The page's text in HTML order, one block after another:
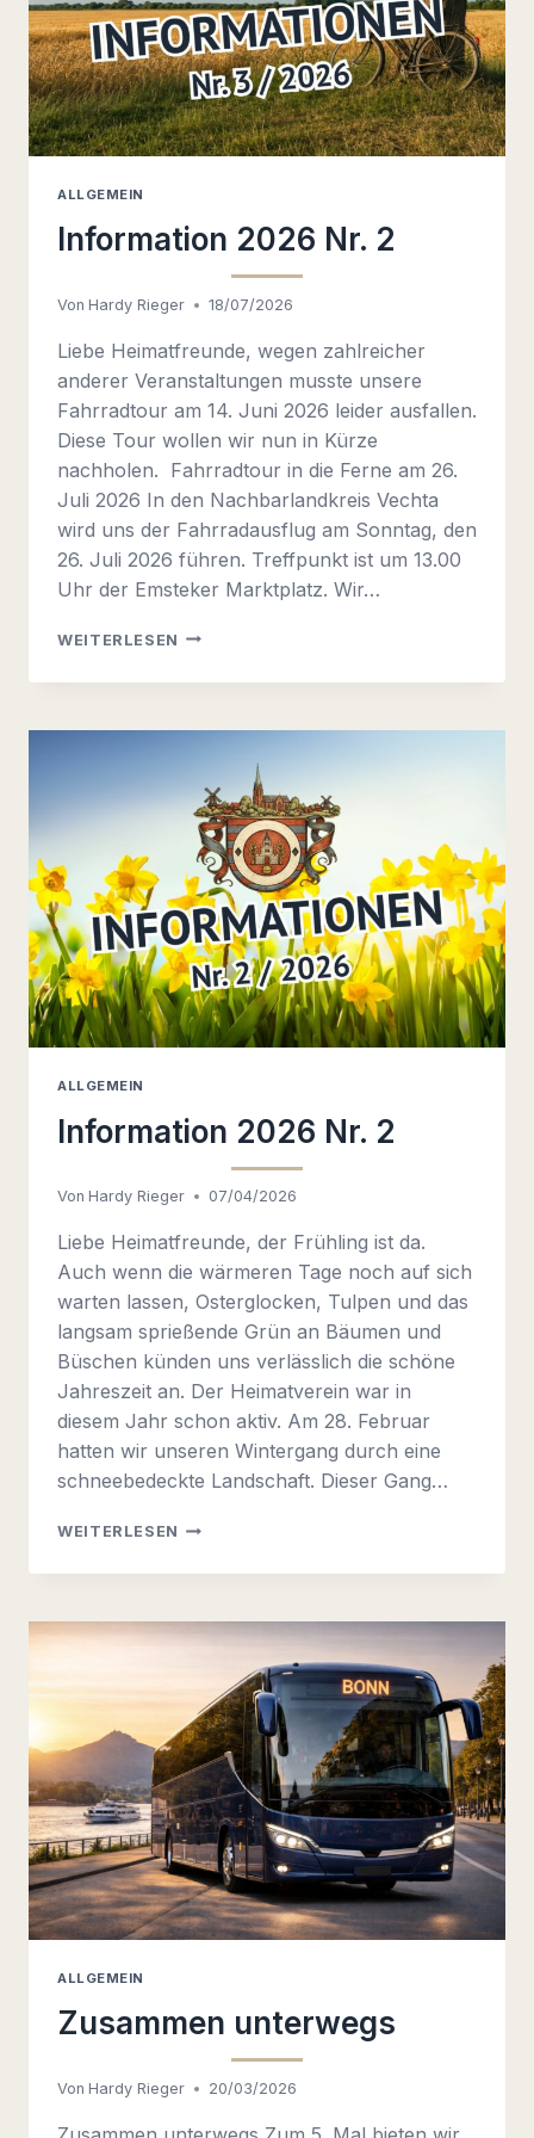
ALLGEMEIN
Information 2026 Nr. 2
Von Hardy Rieger 18/07/2026
Liebe Heimatfreunde, wegen zahlreicher
anderer Veranstaltungen musste unsere
Fahrradtour am 14. Juni 2026 leider ausfallen.
Diese Tour wollen wir nun in Kürze
nachholen. Fahrradtour in die Ferne am 26.
Juli 2026 In den Nachbarlandkreis Vechta
wird uns der Fahrradausflug am Sonntag, den
26. Juli 2026 führen. Treffpunkt ist um 13.00
Uhr der Emsteker Marktplatz. Wir…
WEITERLESEN INFORMATION
NR.
ALLGEMEIN
Information 2026 Nr. 2
Von Hardy Rieger 07/04/2026
Liebe Heimatfreunde, der Frühling ist da.
Auch wenn die wärmeren Tage noch auf sich
warten lassen, Osterglocken, Tulpen und das
langsam sprießende Grün an Bäumen und
Büschen künden uns verlässlich die schöne
Jahreszeit an. Der Heimatverein war in
diesem Jahr schon aktiv. Am 28. Februar
hatten wir unseren Wintergang durch eine
schneebedeckte Landschaft. Dieser Gang…
WEITERLESEN INFORMATION
NR.
ALLGEMEIN
Zusammen unterwegs
Von Hardy Rieger 20/03/2026